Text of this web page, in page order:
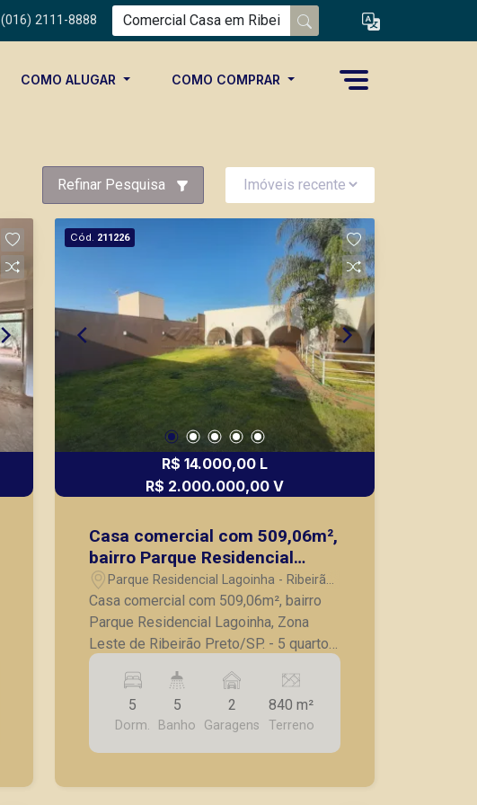
(016) 2111-8888
COMO ALUGAR COMO COMPRAR
Refinar Pesquisa
Cód. 211226
R$ 14.000,00 L
R$ 2.000.000,00 V
Casa comercial com 509,06m²,
bairro Parque Residencial
Lagoinha, Zona Leste de
Ribeirão Preto/SP.
Parque Residencial Lagoinha - Ribeirão
Preto/SP
Casa comercial com 509,06m², bairro
Parque Residencial Lagoinha, Zona
Leste de Ribeirão Preto/SP. - 5 quartos;
- Sala para 2 ambientes com painel para
tv; - Cozinha planejada com cooktop,
coifa e forno; - Despensa; - Lavanderia
coberta com amplos armários e
roupeiros; - Armários para funcionários;
5
Dorm.
5
Banho
2
Garagens
840 m²
Terreno